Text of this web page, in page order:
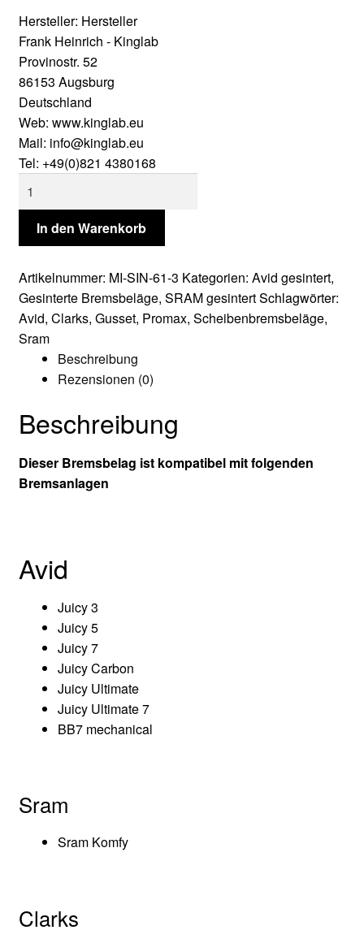
Hersteller: Hersteller
Frank Heinrich - Kinglab
Provinostr. 52
86153 Augsburg
Deutschland
Web: www.kinglab.eu
Mail: info@kinglab.eu
Tel: +49(0)821 4380168
Racing
Scheibenbremsbeläge
Promax
Hornet,
Kaspel
Menge
In den Warenkorb
Artikelnummer: MI-SIN-61-3 Kategorien: Avid gesintert,
Gesinterte Bremsbeläge, SRAM gesintertSchlagwörter:
Avid, Clarks, Gusset, Promax, Scheibenbremsbeläge,
Sram
Beschreibung
Rezensionen (0)
Beschreibung
Dieser Bremsbelag ist kompatibel mit folgenden
Bremsanlagen
Avid
Juicy 3
Juicy 5
Juicy 7
Juicy Carbon
Juicy Ultimate
Juicy Ultimate 7
BB7 mechanical
Sram
Sram Komfy
Clarks